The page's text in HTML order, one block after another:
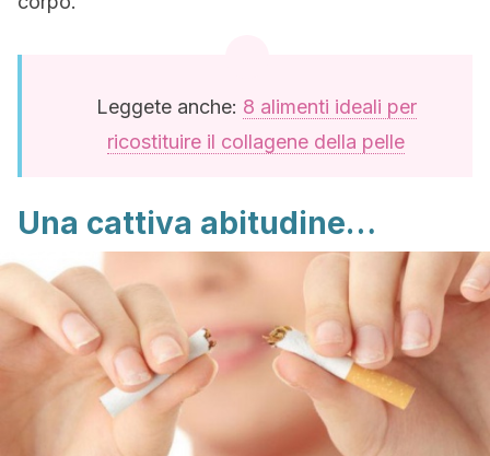
Leggete anche: 8 alimenti ideali per
ricostituire il collagene della pelle
Una cattiva abitudine…